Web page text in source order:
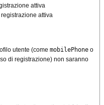
attiva
attiva
utente (come mobilePhone o
di registrazione) non saranno